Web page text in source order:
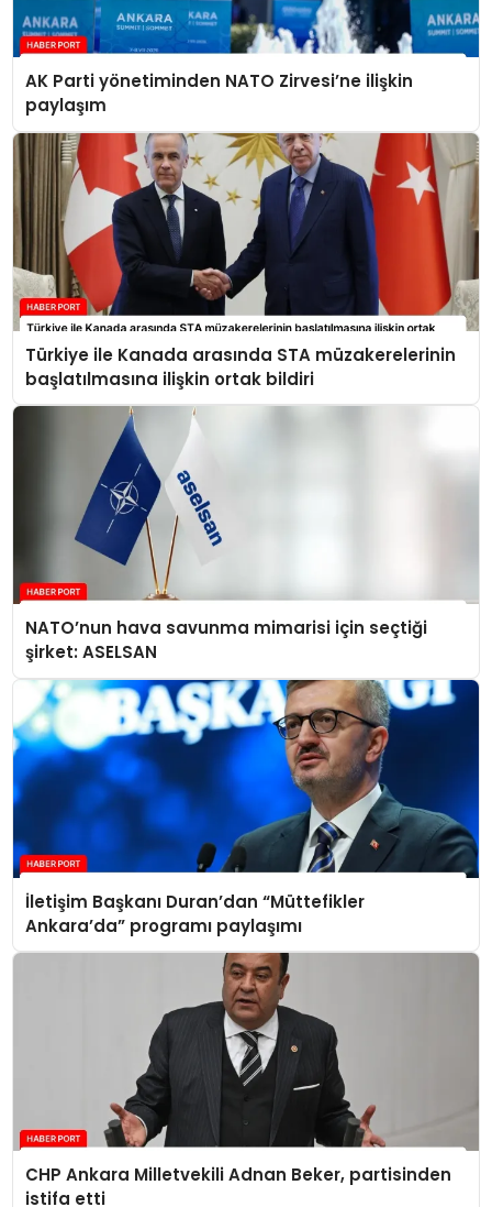
AK Parti yönetiminden NATO Zirvesi’ne ilişkin
paylaşım
Türkiye ile Kanada arasında STA müzakerelerinin
başlatılmasına ilişkin ortak bildiri
NATO’nun hava savunma mimarisi için seçtiği
şirket: ASELSAN
İletişim Başkanı Duran’dan “Müttefikler
Ankara’da” programı paylaşımı
CHP Ankara Milletvekili Adnan Beker, partisinden
istifa etti